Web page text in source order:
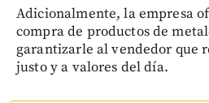
Adicionalmente, la empresa
compra de productos de
garantizarle al vendedor que
justo y a valores del día.